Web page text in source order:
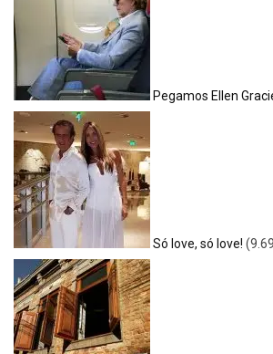
Pegamos Ellen
Só love, só love!